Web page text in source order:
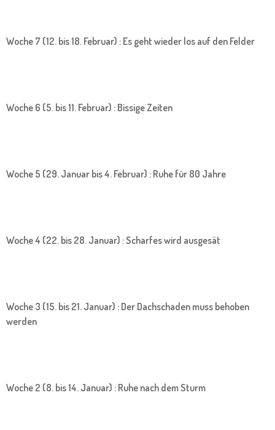
Woche 7 (12. bis 18. Februar) : Es geht wieder los auf den Felder
Woche 6 (5. bis 11. Februar) : Bissige Zeiten
Woche 5 (29. Januar bis 4. Februar) : Ruhe für 80 Jahre
Woche 4 (22. bis 28. Januar) : Scharfes wird ausgesät
Woche 3 (15. bis 21. Januar) : Der Dachschaden muss behoben
werden
Woche 2 (8. bis 14. Januar) : Ruhe nach dem Sturm